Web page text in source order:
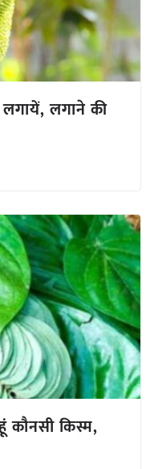
लगाने की
कौनसी किस्म,